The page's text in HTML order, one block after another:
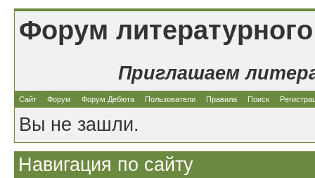
Форум
Приглашаем
Сайт Форум Форум Дебюта Пользователи Правила Поиск
Вы не зашли.
Навигация по сайту